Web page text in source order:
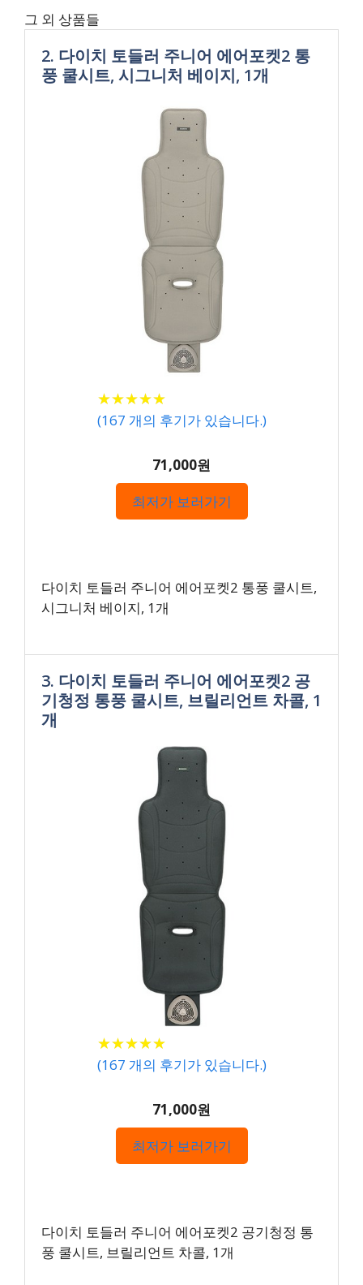
그 외 상품들
2. 다이치 토들러 주니어 에어포켓2 통
풍 쿨시트, 시그니처 베이지, 1개
★★★★★
★★★★★
(167 개의 후기가 있습니다.)
71,000원
최저가 보러가기
다이치 토들러 주니어 에어포켓2 통풍 쿨시트,
시그니처 베이지, 1개
3. 다이치 토들러 주니어 에어포켓2 공
기청정 통풍 쿨시트, 브릴리언트 차콜, 1
개
★★★★★
★★★★★
(167 개의 후기가 있습니다.)
71,000원
최저가 보러가기
다이치 토들러 주니어 에어포켓2 공기청정 통
풍 쿨시트, 브릴리언트 차콜, 1개